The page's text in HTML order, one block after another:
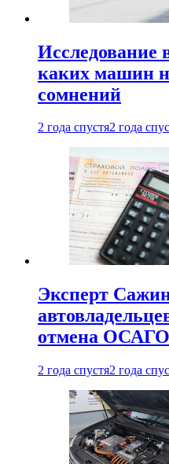
Исследование
каких машин
сомнений
2 года спустя2 года
Эксперт
отмена ОСАГО
2 года спустя2 года